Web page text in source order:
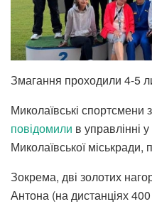
Змагання проходили 4-5
Миколаївські спортсмени
повідомили в управлінні
Миколаївської
Зокрема, дві золотих
Антона (на дистанціях